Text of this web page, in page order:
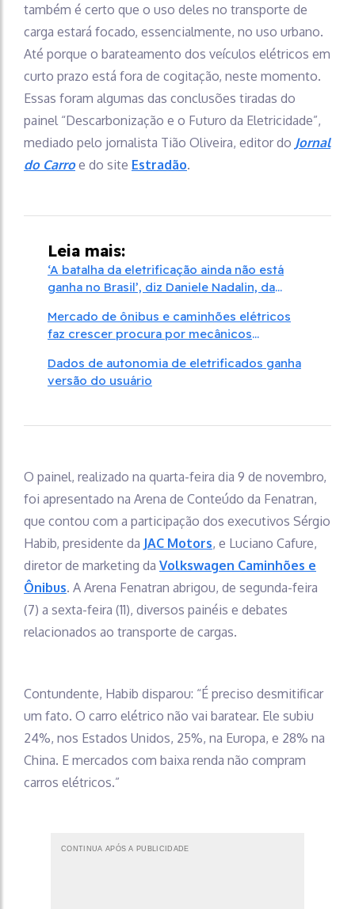
também é certo que o uso deles no transporte de
carga estará focado, essencialmente, no uso urbano.
Até porque o barateamento dos veículos elétricos em
curto prazo está fora de cogitação, neste momento.
Essas foram algumas das conclusões tiradas do
painel “Descarbonização e o Futuro da Eletricidade”,
mediado pelo jornalista Tião Oliveira, editor do Jornal
do Carroe do site Estradão.
Leia mais:
‘A batalha da eletrificação ainda não está
ganha no Brasil’, diz Daniele Nadalin, da
Mercado de ônibus e caminhões elétricos
faz crescer procura por mecânicos
Dados de autonomia de eletrificados ganha
versão do usuário
O painel, realizado na quarta-feira dia 9 de novembro,
foi apresentado na Arena de Conteúdo da Fenatran,
que contou com a participação dos executivos Sérgio
Habib, presidente da JAC Motors, e Luciano Cafure,
diretor de marketing da Volkswagen Caminhões e
Ônibus. A Arena Fenatran abrigou, de segunda-feira
(7) a sexta-feira (11), diversos painéis e debates
relacionados ao transporte de cargas.
Contundente, Habib disparou: “É preciso desmitificar
um fato. O carro elétrico não vai baratear. Ele subiu
24%, nos Estados Unidos, 25%, na Europa, e 28% na
China. E mercados com baixa renda não compram
carros elétricos.”
CONTINUA APÓS A PUBLICIDADE